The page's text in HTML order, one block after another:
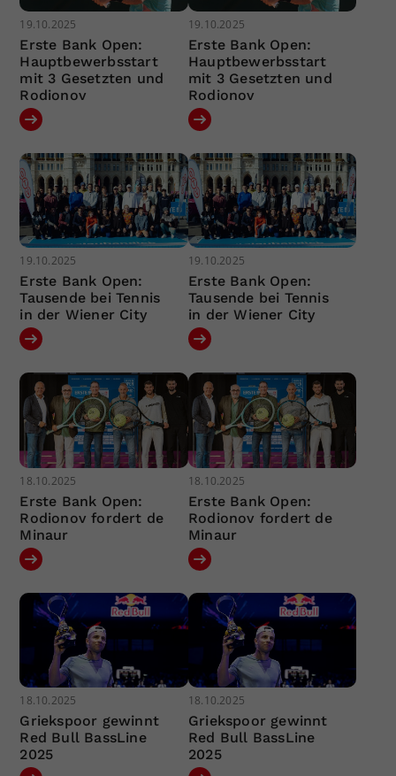
19.10.2025
Erste Bank Open:
Hauptbewerbsstart
mit 3 Gesetzten und
Rodionov
19.10.2025
Erste Bank Open:
Hauptbewerbsstart
mit 3 Gesetzten und
Rodionov
19.10.2025
Erste Bank Open:
Tausende bei Tennis
in der Wiener City
19.10.2025
Erste Bank Open:
Tausende bei Tennis
in der Wiener City
18.10.2025
Erste Bank Open:
Rodionov fordert de
Minaur
18.10.2025
Erste Bank Open:
Rodionov fordert de
Minaur
18.10.2025
Griekspoor gewinnt
Red Bull BassLine
2025
18.10.2025
Griekspoor gewinnt
Red Bull BassLine
2025